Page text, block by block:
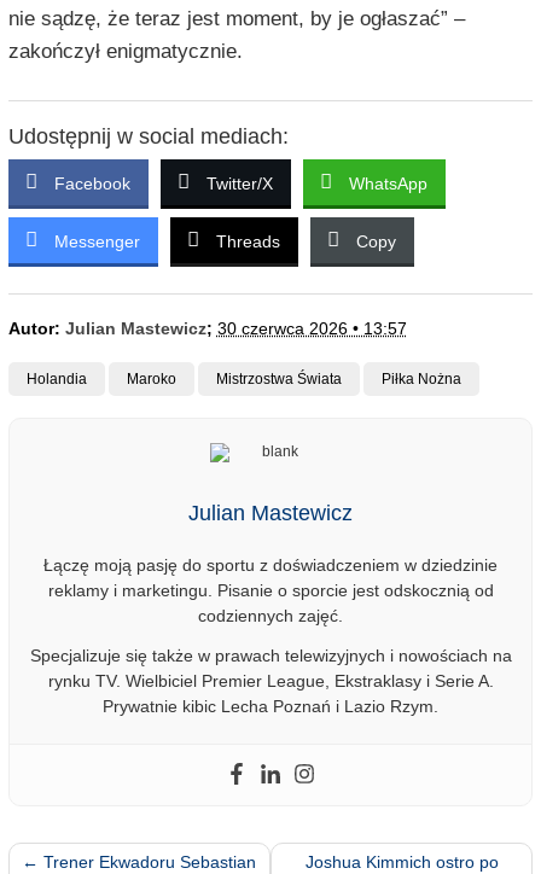
nie sądzę, że teraz jest moment, by je ogłaszać” –
zakończył enigmatycznie.
Udostępnij w social mediach:
Facebook Twitter/X WhatsApp
Messenger Threads Copy
Autor: Julian Mastewicz; 30 czerwca 2026 • 13:57
Holandia Maroko Mistrzostwa Świata Piłka Nożna
Julian Mastewicz
Łączę moją pasję do sportu z doświadczeniem w dziedzinie
reklamy i marketingu. Pisanie o sporcie jest odskocznią od
codziennych zajęć.
Specjalizuje się także w prawach telewizyjnych i nowościach na
rynku TV. Wielbiciel Premier League, Ekstraklasy i Serie A.
Prywatnie kibic Lecha Poznań i Lazio Rzym.
← Trener Ekwadoru Sebastian
Joshua Kimmich ostro po